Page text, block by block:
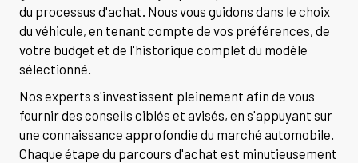
du processus d'achat. Nous vous guidons dans le choix
du véhicule, en tenant compte de vos préférences, de
votre budget et de l'historique complet du modèle
sélectionné.
Nos experts s'investissent pleinement afin de vous
fournir des conseils ciblés et avisés, en s'appuyant sur
une connaissance approfondie du marché automobile.
Chaque étape du parcours d'achat est minutieusement